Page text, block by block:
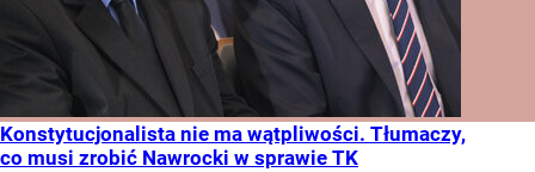
Konstytucjonalista nie ma wątpliwości. Tłumaczy,
co musi zrobić Nawrocki w sprawie TK